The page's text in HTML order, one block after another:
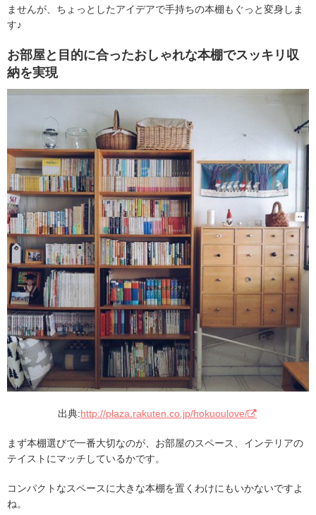
ませんが、ちょっとしたアイデアで手持ちの本棚もぐっと変身しま
す♪
お部屋と目的に合ったおしゃれな本棚でスッキリ収
納を実現
出典:http://plaza.rakuten.co.jp/hokuoulove/
まず本棚選びで一番大切なのが、お部屋のスペース、インテリアの
テイストにマッチしているかです。
コンパクトなスペースに大きな本棚を置くわけにもいかないですよ
ね。